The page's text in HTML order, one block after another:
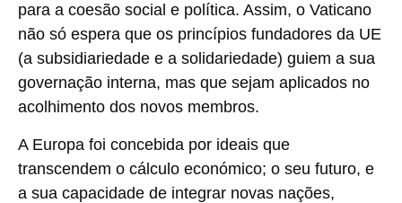
para a coesão social e política. Assim, o Vaticano
não só espera que os princípios fundadores da UE
(a subsidiariedade e a solidariedade) guiem a sua
governação interna, mas que sejam aplicados no
acolhimento dos novos membros.
A Europa foi concebida por ideais que
transcendem o cálculo económico; o seu futuro, e
a sua capacidade de integrar novas nações,